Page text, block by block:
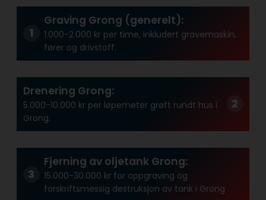
Graving Grong (generelt):
1.000-2.000 kr per time, inkludert gravemaskin,
fører og drivstoff.
Drenering Grong:
5.000-10.000 kr per løpemeter grøft rundt hus i
Grong.
Fjerning av oljetank Grong:
15.000-30.000 kr for oppgraving og
forskriftsmessig destruksjon av tank i Grong